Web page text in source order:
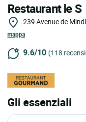
Restaurant le S
239 Avenue de
mappa
9.6/10 (118
Gli essenziali